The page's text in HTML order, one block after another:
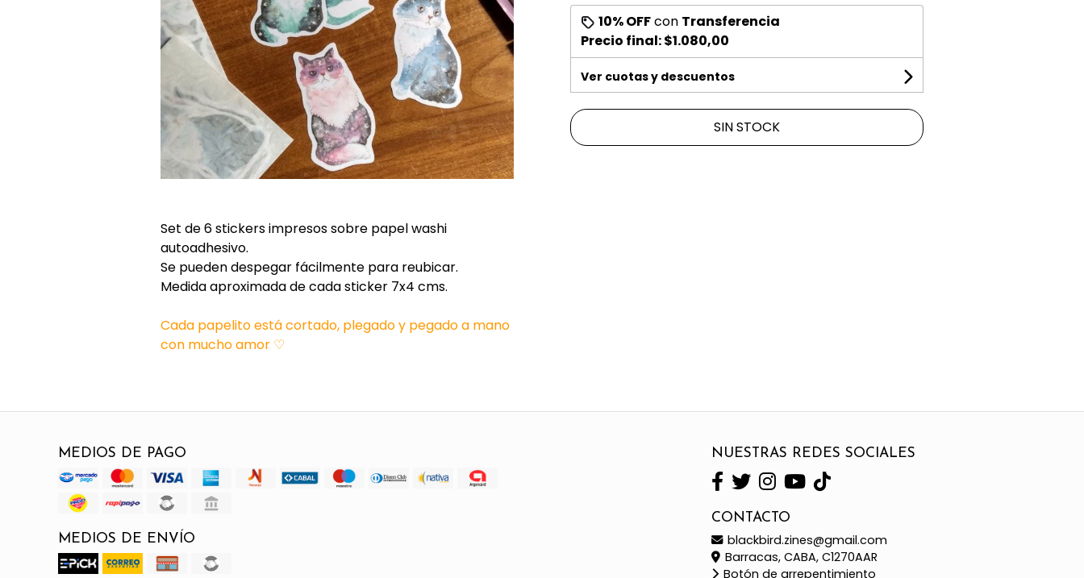
Set de 6 stickers impresos sobre papel washi
autoadhesivo.
Se pueden despegar fácilmente para reubicar.
Medida aproximada de cada sticker 7x4 cms.
Cada papelito está cortado, plegado y pegado a mano
con mucho amor ♡
10% OFFcon Transferencia
Precio final:$1.080,00
Ver cuotas y descuentos
SIN STOCK
MEDIOS DE PAGO
MEDIOS DE ENVÍO
NUESTRAS REDES SOCIALES
CONTACTO
blackbird.zines@gmail.com
Barracas, CABA, C1270AAR
Botón de arrepentimiento